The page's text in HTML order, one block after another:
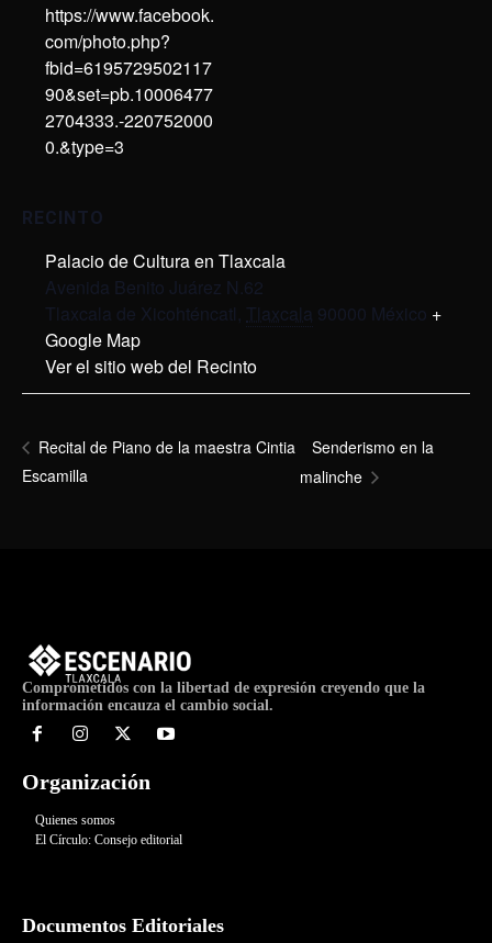
https://www.facebook.
com/photo.php?
fbid=6195729502117
90&set=pb.10006477
2704333.-220752000
0.&type=3
RECINTO
Palacio de Cultura en Tlaxcala
Avenida Benito Juárez N.62
Tlaxcala de Xicohténcatl, Tlaxcala 90000 México +
Google Map
Ver el sitio web del Recinto
Recital de Piano de la maestra Cintia
Escamilla
Senderismo en la
malinche
Comprometidos con la libertad de expresión creyendo que la
información encauza el cambio social.
Organización
Quienes somos
El Círculo: Consejo editorial
Documentos Editoriales